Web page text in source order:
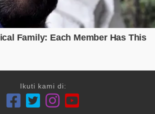
Ikuti kami di: